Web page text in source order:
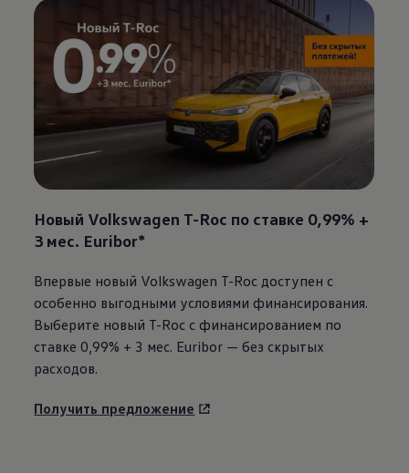
Новый Volkswagen T-Roc по ставке 0,99% +
3 мес. Euribor*
Впервые новый Volkswagen T-Roc доступен с
особенно выгодными условиями финансирования.
Выберите новый T-Roc с финансированием по
ставке 0,99% + 3 мес. Euribor — без скрытых
расходов.
Получить предложение